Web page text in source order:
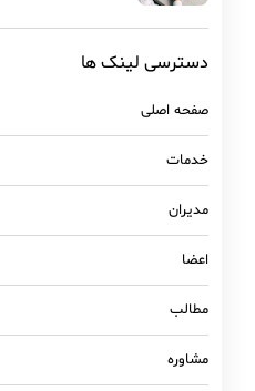
دسترسی لینک ها
صفحه اصلی
خدمات
مدیران
اعضا
مطالب
مشاوره